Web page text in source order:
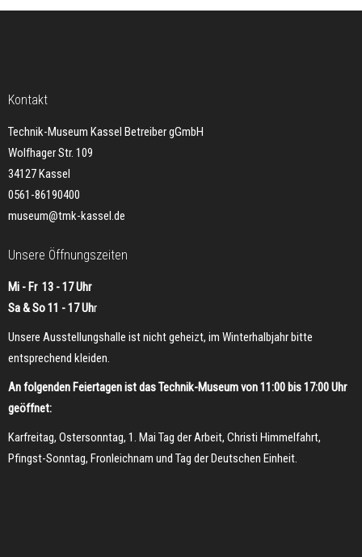
Kontakt
Technik-Museum Kassel Betreiber gGmbH
Wolfhager Str. 109
34127 Kassel
0561-86190400
museum@tmk-kassel.de
Unsere Öffnungszeiten
Mi - Fr 13 - 17 Uhr
Sa & So 11 - 17 Uhr
Unsere Ausstellungshalle ist nicht geheizt, im Winterhalbjahr bitte
entsprechend kleiden.
An folgenden Feiertagen ist das Technik-Museum von 11:00 bis 17:00 Uhr
geöffnet:
Karfreitag, Ostersonntag, 1. Mai Tag der Arbeit, Christi Himmelfahrt,
Pfingst-Sonntag, Fronleichnam und Tag der Deutschen Einheit.